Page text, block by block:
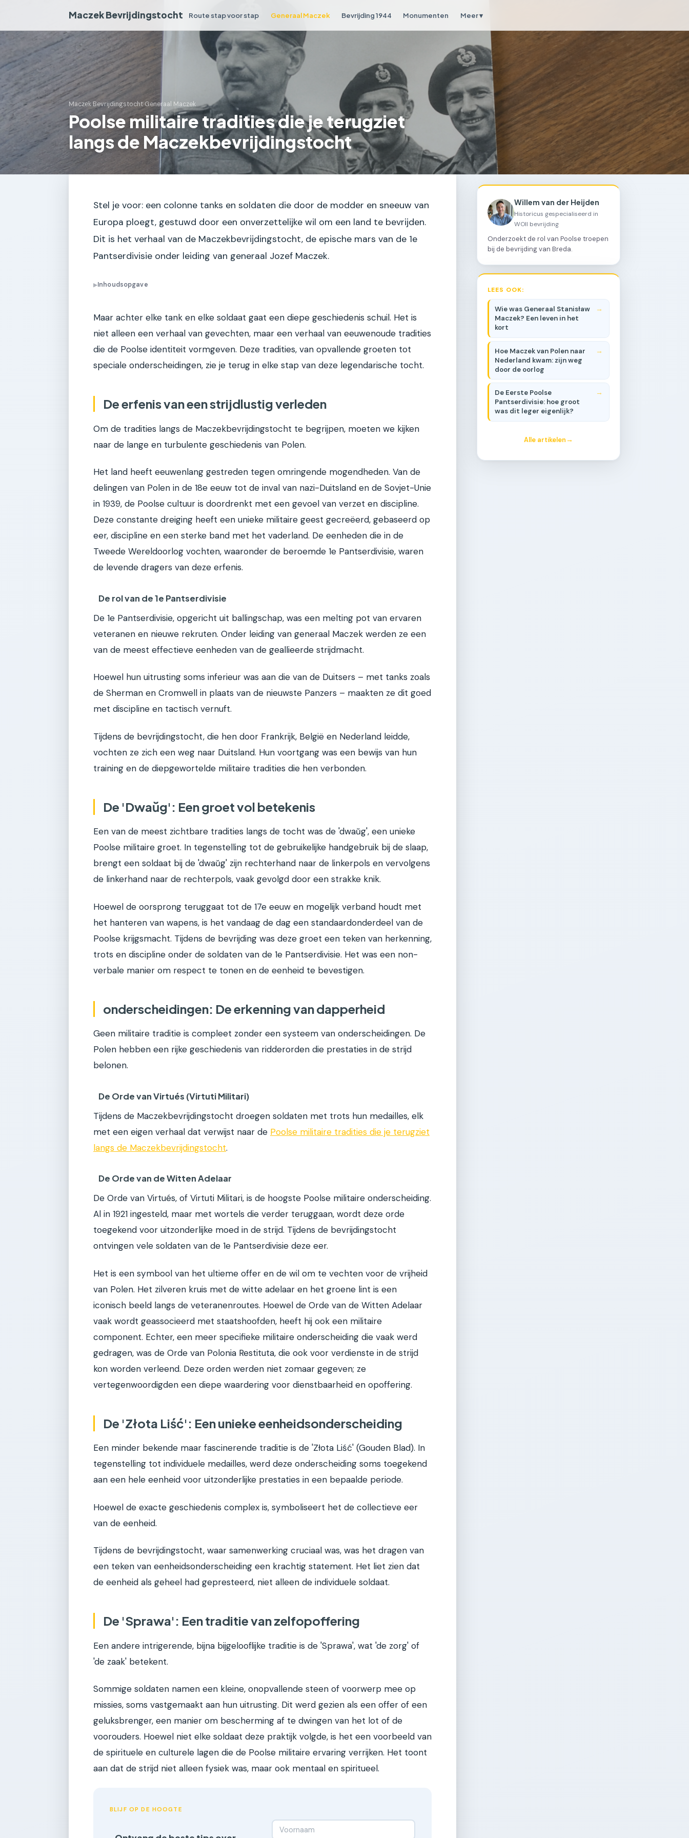
Maczek Bevrijdingstocht Route stap voor stap Generaal Maczek Bevrijding 1944 Monumenten Meer ▾
Maczek Bevrijdingstocht›Generaal Maczek
Poolse militaire tradities die je terugziet
langs de Maczekbevrijdingstocht
Stel je voor: een colonne tanks en soldaten die door de modder en sneeuw van
Europa ploegt, gestuwd door een onverzettelijke wil om een land te bevrijden.
Dit is het verhaal van de Maczekbevrijdingstocht, de epische mars van de 1e
Pantserdivisie onder leiding van generaal Jozef Maczek.
▶Inhoudsopgave
Maar achter elke tank en elke soldaat gaat een diepe geschiedenis schuil. Het is
niet alleen een verhaal van gevechten, maar een verhaal van eeuwenoude tradities
die de Poolse identiteit vormgeven. Deze tradities, van opvallende groeten tot
speciale onderscheidingen, zie je terug in elke stap van deze legendarische tocht.
De erfenis van een strijdlustig verleden
Om de tradities langs de Maczekbevrijdingstocht te begrijpen, moeten we kijken
naar de lange en turbulente geschiedenis van Polen.
Het land heeft eeuwenlang gestreden tegen omringende mogendheden. Van de
delingen van Polen in de 18e eeuw tot de inval van nazi-Duitsland en de Sovjet-Unie
in 1939, de Poolse cultuur is doordrenkt met een gevoel van verzet en discipline.
Deze constante dreiging heeft een unieke militaire geest gecreëerd, gebaseerd op
eer, discipline en een sterke band met het vaderland. De eenheden die in de
Tweede Wereldoorlog vochten, waaronder de beroemde 1e Pantserdivisie, waren
de levende dragers van deze erfenis.
De rol van de 1e Pantserdivisie
De 1e Pantserdivisie, opgericht uit ballingschap, was een melting pot van ervaren
veteranen en nieuwe rekruten. Onder leiding van generaal Maczek werden ze een
van de meest effectieve eenheden van de geallieerde strijdmacht.
Hoewel hun uitrusting soms inferieur was aan die van de Duitsers – met tanks zoals
de Sherman en Cromwell in plaats van de nieuwste Panzers – maakten ze dit goed
met discipline en tactisch vernuft.
Tijdens de bevrijdingstocht, die hen door Frankrijk, België en Nederland leidde,
vochten ze zich een weg naar Duitsland. Hun voortgang was een bewijs van hun
training en de diepgewortelde militaire tradities die hen verbonden.
De 'Dwaŭg': Een groet vol betekenis
Een van de meest zichtbare tradities langs de tocht was de 'dwaŭg', een unieke
Poolse militaire groet. In tegenstelling tot de gebruikelijke handgebruik bij de slaap,
brengt een soldaat bij de 'dwaŭg' zijn rechterhand naar de linkerpols en vervolgens
de linkerhand naar de rechterpols, vaak gevolgd door een strakke knik.
Hoewel de oorsprong teruggaat tot de 17e eeuw en mogelijk verband houdt met
het hanteren van wapens, is het vandaag de dag een standaardonderdeel van de
Poolse krijgsmacht. Tijdens de bevrijding was deze groet een teken van herkenning,
trots en discipline onder de soldaten van de 1e Pantserdivisie. Het was een non-
verbale manier om respect te tonen en de eenheid te bevestigen.
onderscheidingen: De erkenning van dapperheid
Geen militaire traditie is compleet zonder een systeem van onderscheidingen. De
Polen hebben een rijke geschiedenis van ridderorden die prestaties in de strijd
belonen.
De Orde van Virtués (Virtuti Militari)
Tijdens de Maczekbevrijdingstocht droegen soldaten met trots hun medailles, elk
met een eigen verhaal dat verwijst naar de Poolse militaire tradities die je terugziet
langs de Maczekbevrijdingstocht.
De Orde van de Witten Adelaar
De Orde van Virtués, of Virtuti Militari, is de hoogste Poolse militaire onderscheiding.
Al in 1921 ingesteld, maar met wortels die verder teruggaan, wordt deze orde
toegekend voor uitzonderlijke moed in de strijd. Tijdens de bevrijdingstocht
ontvingen vele soldaten van de 1e Pantserdivisie deze eer.
Het is een symbool van het ultieme offer en de wil om te vechten voor de vrijheid
van Polen. Het zilveren kruis met de witte adelaar en het groene lint is een
iconisch beeld langs de veteranenroutes. Hoewel de Orde van de Witten Adelaar
vaak wordt geassocieerd met staatshoofden, heeft hij ook een militaire
component. Echter, een meer specifieke militaire onderscheiding die vaak werd
gedragen, was de Orde van Polonia Restituta, die ook voor verdienste in de strijd
kon worden verleend. Deze orden werden niet zomaar gegeven; ze
vertegenwoordigden een diepe waardering voor dienstbaarheid en opoffering.
De 'Złota Liść': Een unieke eenheidsonderscheiding
Een minder bekende maar fascinerende traditie is de 'Złota Liść' (Gouden Blad). In
tegenstelling tot individuele medailles, werd deze onderscheiding soms toegekend
aan een hele eenheid voor uitzonderlijke prestaties in een bepaalde periode.
Hoewel de exacte geschiedenis complex is, symboliseert het de collectieve eer
van de eenheid.
Tijdens de bevrijdingstocht, waar samenwerking cruciaal was, was het dragen van
een teken van eenheidsonderscheiding een krachtig statement. Het liet zien dat
de eenheid als geheel had gepresteerd, niet alleen de individuele soldaat.
De 'Sprawa': Een traditie van zelfopoffering
Een andere intrigerende, bijna bijgelooflijke traditie is de 'Sprawa', wat 'de zorg' of
'de zaak' betekent.
Sommige soldaten namen een kleine, onopvallende steen of voorwerp mee op
missies, soms vastgemaakt aan hun uitrusting. Dit werd gezien als een offer of een
geluksbrenger, een manier om bescherming af te dwingen van het lot of de
voorouders. Hoewel niet elke soldaat deze praktijk volgde, is het een voorbeeld van
de spirituele en culturele lagen die de Poolse militaire ervaring verrijken. Het toont
aan dat de strijd niet alleen fysiek was, maar ook mentaal en spiritueel.
BLIJF OP DE HOOGTE
Willem van der Heijden
Historicus gespecialiseerd in
WOII bevrijding
Onderzoekt de rol van Poolse troepen
bij de bevrijding van Breda.
LEES OOK:
Wie was Generaal Stanisław
Maczek? Een leven in het
kort
Hoe Maczek van Polen naar
Nederland kwam: zijn weg
door de oorlog
De Eerste Poolse
Pantserdivisie: hoe groot
was dit leger eigenlijk?
Alle artikelen